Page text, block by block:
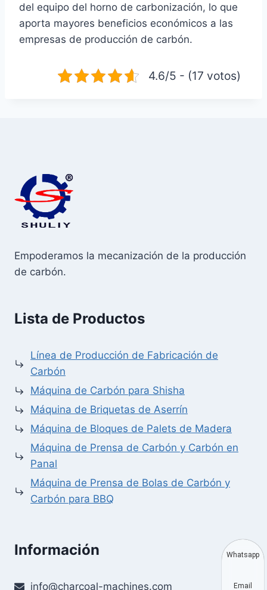
del equipo del horno de carbonización, lo que
aporta mayores beneficios económicos a las
empresas de producción de carbón.
4.6/5 - (17 votos)
Empoderamos la mecanización de la producción
de carbón.
Lista de Productos
Línea de Producción de Fabricación de
Carbón
Máquina de Carbón para Shisha
Máquina de Briquetas de Aserrín
Máquina de Bloques de Palets de Madera
Máquina de Prensa de Carbón y Carbón en
Panal
Máquina de Prensa de Bolas de Carbón y
Carbón para BBQ
Información
info@charcoal-machines.com
Whatsapp
Email